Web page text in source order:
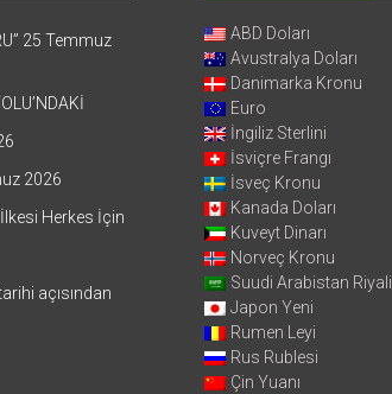
25 Temmuz
2026
Herkes İçin
açısından
ABD Doları
Avustralya Doları
Danimarka Kronu
Euro
İngiliz Sterlini
İsviçre Frangı
İsveç Kronu
Kanada Doları
Kuveyt Dinarı
Norveç Kronu
Suudi Arabistan Riyali
Japon Yeni
Rumen Leyi
Rus Rublesi
Çin Yuanı